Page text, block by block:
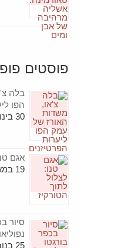
פוסטים
בלה
הפו
30 בינואר 2018
אגם
19 במאי 2017
סיור
25 בנובמבר 2016